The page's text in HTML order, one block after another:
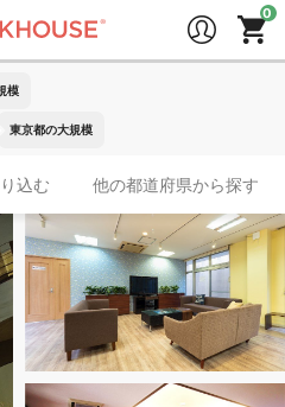
模
東京都の大規模
込む 他の都道府県から探す